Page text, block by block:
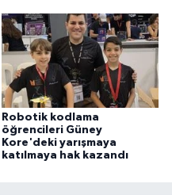
Robotik kodlama
öğrencileri Güney
Kore'deki yarışmaya
katılmaya hak kazandı